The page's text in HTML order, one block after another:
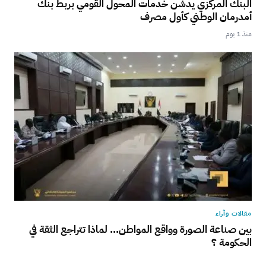
البنك المركزي يدشن خدمات المحول القومي بربط بنك
أمدرمان الوطني كأول مصرف
منذ 1 يوم
مقالات وآراء
بين صناعة الصورة وواقع المواطن… لماذا تتراجع الثقة في
الحكومة ؟